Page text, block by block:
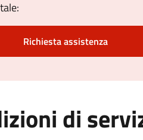
Richiesta assistenza
di